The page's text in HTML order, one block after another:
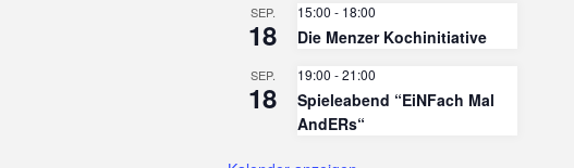
SEP.
18
15:00 - 18:00
Die Menzer Kochinitiative
SEP.
18
19:00 -21:00
Spieleabend “EiNFach Mal
AndERs“